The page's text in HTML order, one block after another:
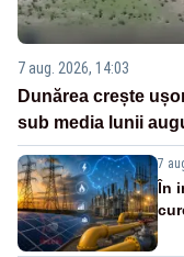
7 aug. 2026, 14:03
Dunărea crește
sub media lunii
7
În